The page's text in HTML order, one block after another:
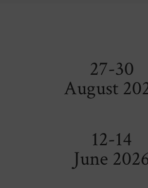
27-30
August
12-14
June